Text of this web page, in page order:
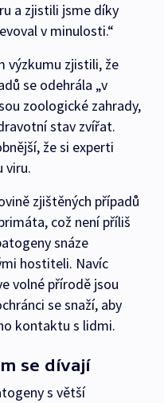
a zjistili jsme díky
v minulosti.“
výzkumu zjistili, že
se odehrála „v
zoologické zahrady,
stav zvířat.
že si experti
viru.
zjištěných případů
což není příliš
snáze
hostiteli. Navíc
volné přírodě jsou
se snaží, aby
kontaktu s lidmi.
se dívají
s větší